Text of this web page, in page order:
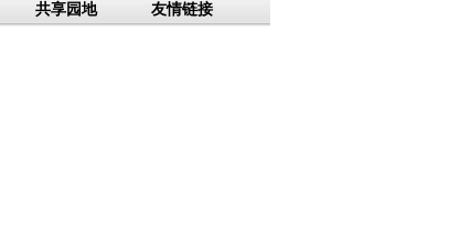
共享园地 友情链接